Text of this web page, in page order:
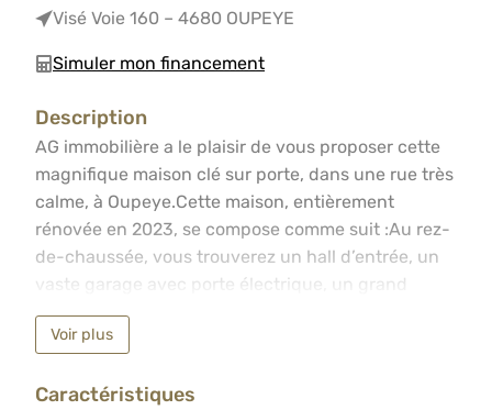
Visé Voie 160 – 4680 OUPEYE
Simuler mon financement
Description
AG immobilière a le plaisir de vous proposer cette
AG immobilière a le plaisir de vous proposer cette
magnifique maison clé sur porte, dans une rue très
calme, à Oupeye.Cette maison, entièrement
rénovée en 2023, se compose comme suit :Au rez-
de-chaussée, vous trouverez un hall d’entrée, un
vaste garage avec porte électrique, un grand
bureau pouvant faire office de chambre
supplémentaire, une belle terrasse ainsi qu’un joli
hall d’entrée, un vaste séjour ainsi qu’une
Voir plus
Caractéristiques